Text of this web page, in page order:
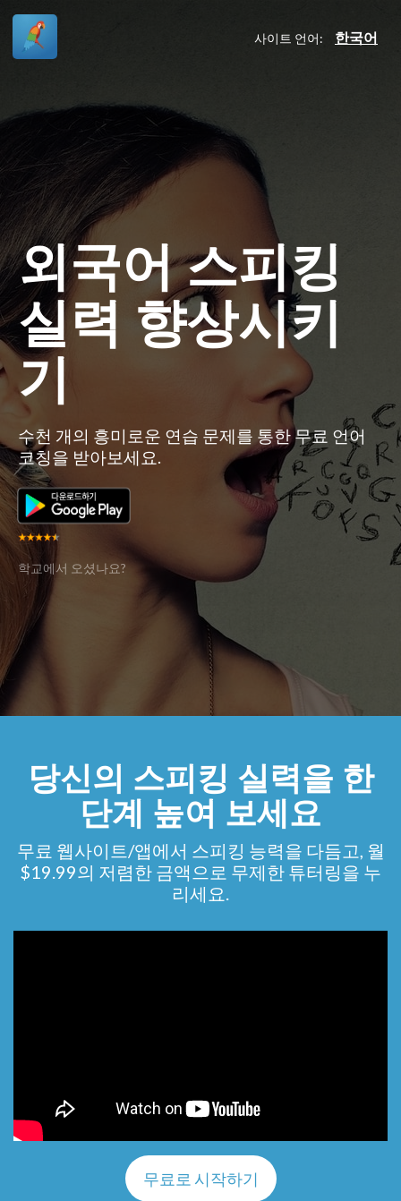
사이트 언어: 한국어
외국어 스피킹
실력 향상시키
기
수천 개의 흥미로운 연습 문제를 통한 무료 언어
코칭을 받아보세요.
학교에서 오셨나요?
당신의 스피킹 실력을 한
단계 높여 보세요
무료 웹사이트/앱에서 스피킹 능력을 다듬고, 월
$19.99의 저렴한 금액으로 무제한 튜터링을 누
리세요.
무료로 시작하기